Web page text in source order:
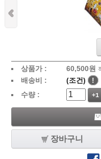
상품가 : 60,500원
배송비 : (조건)
!
수량 :
+1
장바구니